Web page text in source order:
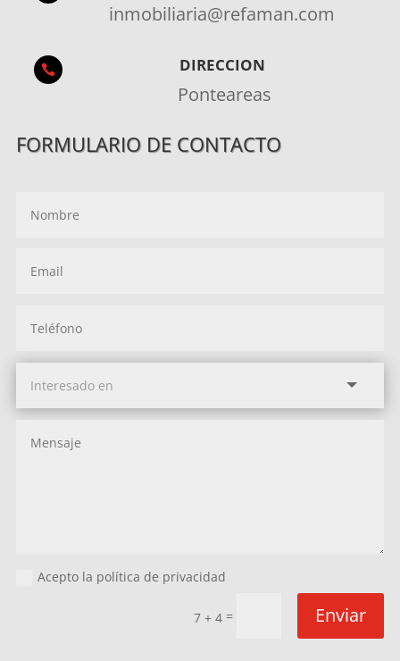
inmobiliaria@refaman.com
 DIRECCION
Ponteareas
FORMULARIO DE CONTACTO
Acepto la política de privacidad
7 + 4 = Enviar